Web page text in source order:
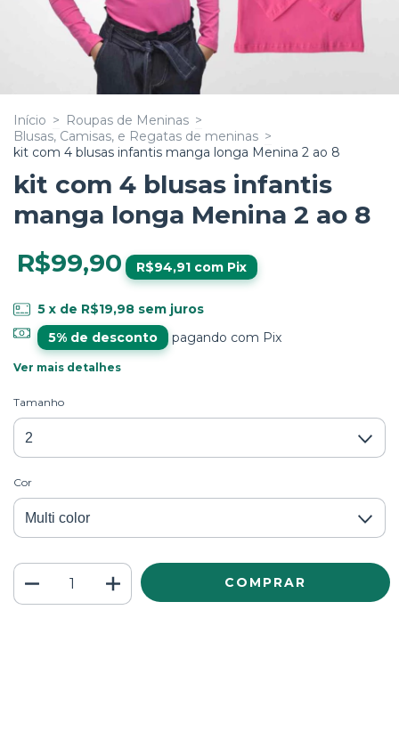
Início > Roupas de Meninas >
Blusas, Camisas, e Regatas de meninas >
kit com 4 blusas infantis manga longa Menina 2 ao 8
kit com 4 blusas infantis
manga longa Menina 2 ao 8
R$99,90
R$94,91 com Pix
5 x de R$19,98 sem juros
5% de desconto
pagando com Pix
Ver mais detalhes
Tamanho
Cor